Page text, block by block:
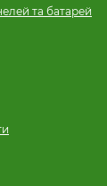
та батарей